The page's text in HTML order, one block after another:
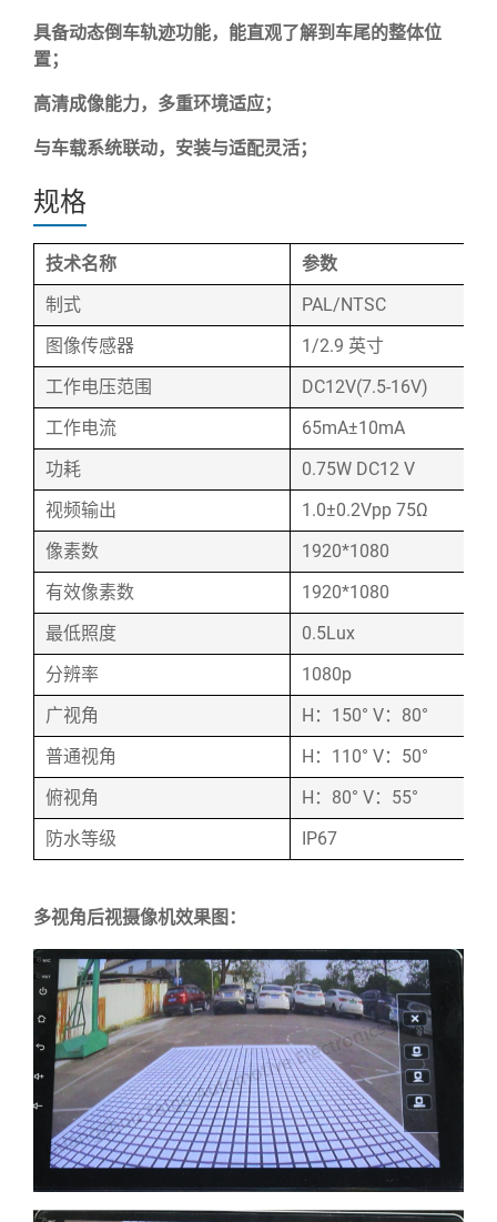
具备动态倒车轨迹功能，能直观了解到车尾的整体位
置；
高清成像能力，多重环境适应；
与车载系统联动，安装与适配灵活；
规格
技术名称
参数
制式
PAL/NTSC
图像传感器
1/2.9 英寸
工作电压范围
DC12V(7.5-16V)
工作电流
65mA±10mA
功耗
0.75W DC12 V
视频输出
1.0±0.2Vpp 75Ω
像素数
1920*1080
有效像素数
1920*1080
最低照度
0.5Lux
分辨率
1080p
广视角
H：150° V：80°
普通视角
H：110° V：50°
俯视角
H：80° V：55°
防水等级
IP67
多视角后视摄像机效果图：